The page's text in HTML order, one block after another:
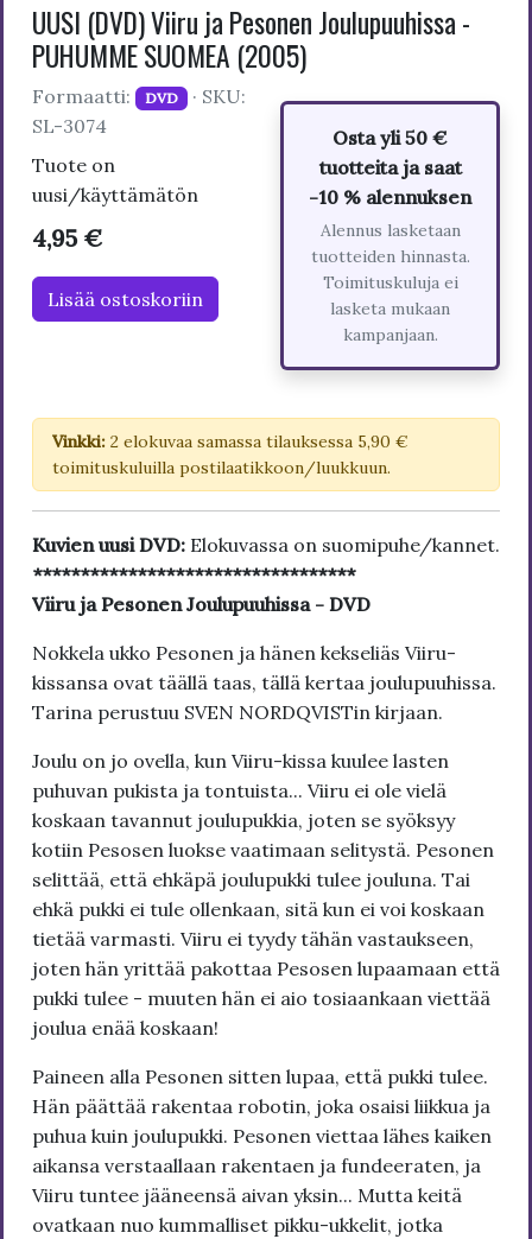
UUSI (DVD) Viiru ja Pesonen Joulupuuhissa -
PUHUMME SUOMEA (2005)
Formaatti: DVD · SKU:
SL-3074
Tuote on
uusi/käyttämätön
4,95 €
Lisää ostoskoriin
Osta yli 50 €
tuotteita ja saat
-10 % alennuksen
Alennus lasketaan
tuotteiden hinnasta.
Toimituskuluja ei
lasketa mukaan
kampanjaan.
Vinkki: 2 elokuvaa samassa tilauksessa 5,90 €
toimituskuluilla postilaatikkoon/luukkuun.
Kuvien uusi DVD: Elokuvassa on suomipuhe/kannet.
**********************************
Viiru ja Pesonen Joulupuuhissa - DVD
Nokkela ukko Pesonen ja hänen kekseliäs Viiru-
kissansa ovat täällä taas, tällä kertaa joulupuuhissa.
Tarina perustuu SVEN NORDQVISTin kirjaan.
Joulu on jo ovella, kun Viiru-kissa kuulee lasten
puhuvan pukista ja tontuista... Viiru ei ole vielä
koskaan tavannut joulupukkia, joten se syöksyy
kotiin Pesosen luokse vaatimaan selitystä. Pesonen
selittää, että ehkäpä joulupukki tulee jouluna. Tai
ehkä pukki ei tule ollenkaan, sitä kun ei voi koskaan
tietää varmasti. Viiru ei tyydy tähän vastaukseen,
joten hän yrittää pakottaa Pesosen lupaamaan että
pukki tulee - muuten hän ei aio tosiaankaan viettää
joulua enää koskaan!
Paineen alla Pesonen sitten lupaa, että pukki tulee.
Hän päättää rakentaa robotin, joka osaisi liikkua ja
puhua kuin joulupukki. Pesonen viettaa lähes kaiken
aikansa verstaallaan rakentaen ja fundeeraten, ja
Viiru tuntee jääneensä aivan yksin... Mutta keitä
ovatkaan nuo kummalliset pikku-ukkelit, jotka